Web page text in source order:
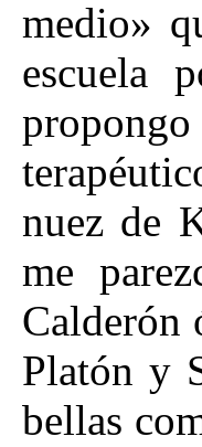
medio»
escuela
propongo
nuez de
me
Calderón
Platón y
bellas